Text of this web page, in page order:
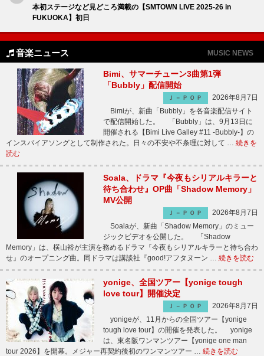
本初ステージなど見どころ満載の【SMTOWN LIVE 2025-26 in
FUKUOKA】初日
音楽ニュース MUSIC NEWS
Bimi、サマーチューン3曲第1弾
「Bubbly」配信開始
Ｊ－ＰＯＰ
2026年8月7日
Bimiが、新曲「Bubbly」を各音楽配信サイト
で配信開始した。 「Bubbly」は、9月13日に
開催される【Bimi Live Galley #11 -Bubbly-】の
インスパイアソングとして制作された。日々の不安や不条理に対して … 続きを
読む
Soala、ドラマ『今夜もシリアルキラーと
待ち合わせ』OP曲「Shadow Memory」
MV公開
Ｊ－ＰＯＰ
2026年8月7日
Soalaが、新曲「Shadow Memory」のミュー
ジックビデオを公開した。 「Shadow
Memory」は、横山裕が主演を務めるドラマ『今夜もシリアルキラーと待ち合わ
せ』のオープニング曲。同ドラマは講談社『good!アフタヌーン … 続きを読む
yonige、全国ツアー【yonige tough
love tour】開催決定
Ｊ－ＰＯＰ
2026年8月7日
yonigeが、11月からの全国ツアー【yonige
tough love tour】の開催を発表した。 yonige
は、東名阪ワンマンツアー【yonige one man
tour 2026】を開幕。メジャー再契約後初のワンマンツアー … 続きを読む